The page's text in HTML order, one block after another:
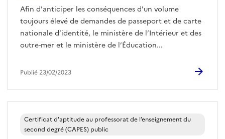
Afin d'anticiper les conséquences d'un volume
toujours élevé de demandes de passeport et de carte
nationale d’identité, le ministère de l’Intérieur et des
outre-mer et le ministère de l’Éducation...
Publié 23/02/2023
Certificat d'aptitude au professorat de l’enseignement du
second degré (CAPES) public